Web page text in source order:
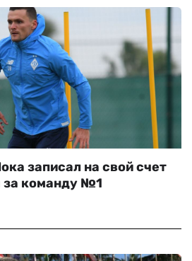
записал на свой счет
за команду №1